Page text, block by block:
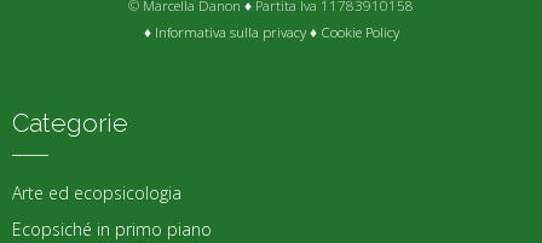
© Marcella Danon ♦ Partita Iva 11783910158
♦ Informativa sulla privacy♦ Cookie Policy
Categorie
Arte ed ecopsicologia
Ecopsiché in primo piano